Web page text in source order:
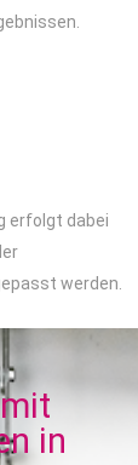
erfolgt dabei
werden.
in